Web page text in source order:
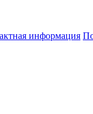
информация